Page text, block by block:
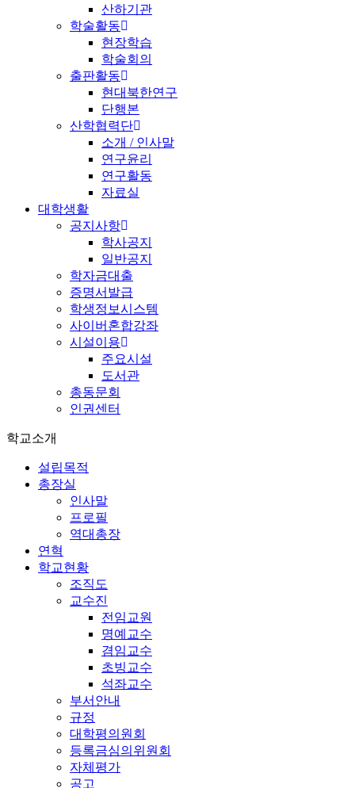
산하기관
학술활동
현장학습
학술회의
출판활동
현대북한연구
단행본
산학협력단
소개 / 인사말
연구윤리
연구활동
자료실
대학생활
공지사항
학사공지
일반공지
학자금대출
증명서발급
학생정보시스템
사이버혼합강좌
시설이용
주요시설
도서관
총동문회
인권센터
학교소개
설립목적
총장실
인사말
프로필
역대총장
연혁
학교현황
조직도
교수진
전임교원
명예교수
겸임교수
초빙교수
석좌교수
부서안내
규정
대학평의원회
등록금심의위원회
자체평가
공고